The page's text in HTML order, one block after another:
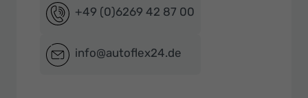
+49 (0)6269 42 87 00
info@autoflex24.de